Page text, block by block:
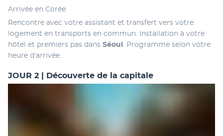
Arrivée en Corée.
Rencontre avec votre assistant et transfert vers votre
logement en transports en commun. Installation à votre
hôtel et premiers pas dans Séoul . Programme selon votre
heure d'arrivée.
JOUR 2 | Découverte de la capitale